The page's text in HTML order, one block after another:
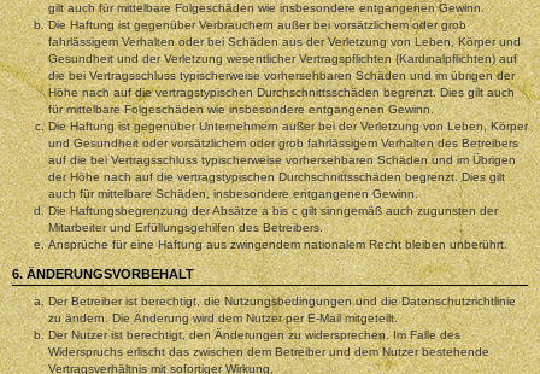
gilt auch für mittelbare Folgeschäden wie insbesondere entgangenen Gewinn.
Die Haftung ist gegenüber Verbrauchern außer bei vorsätzlichem oder grob
fahrlässigem Verhalten oder bei Schäden aus der Verletzung von Leben, Körper und
Gesundheit und der Verletzung wesentlicher Vertragspflichten (Kardinalpflichten) auf
die bei Vertragsschluss typischerweise vorhersehbaren Schäden und im übrigen der
Höhe nach auf die vertragstypischen Durchschnittsschäden begrenzt. Dies gilt auch
für mittelbare Folgeschäden wie insbesondere entgangenen Gewinn.
Die Haftung ist gegenüber Unternehmern außer bei der Verletzung von Leben, Körper
und Gesundheit oder vorsätzlichem oder grob fahrlässigem Verhalten des Betreibers
auf die bei Vertragsschluss typischerweise vorhersehbaren Schäden und im Übrigen
der Höhe nach auf die vertragstypischen Durchschnittsschäden begrenzt. Dies gilt
auch für mittelbare Schäden, insbesondere entgangenen Gewinn.
Die Haftungsbegrenzung der Absätze a bis c gilt sinngemäß auch zugunsten der
Mitarbeiter und Erfüllungsgehilfen des Betreibers.
Ansprüche für eine Haftung aus zwingendem nationalem Recht bleiben unberührt.
6. ÄNDERUNGSVORBEHALT
Der Betreiber ist berechtigt, die Nutzungsbedingungen und die Datenschutzrichtlinie
zu ändern. Die Änderung wird dem Nutzer per E-Mail mitgeteilt.
Der Nutzer ist berechtigt, den Änderungen zu widersprechen. Im Falle des
Widerspruchs erlischt das zwischen dem Betreiber und dem Nutzer bestehende
Vertragsverhältnis mit sofortiger Wirkung.